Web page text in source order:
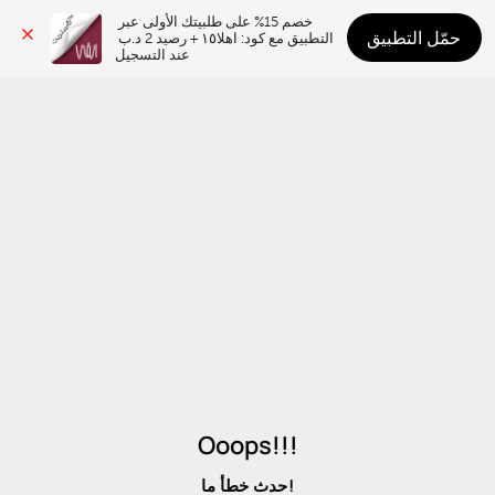
عند التسجيل
حمّل التطبيق
Ooops!!!
حدث خطأ ما!